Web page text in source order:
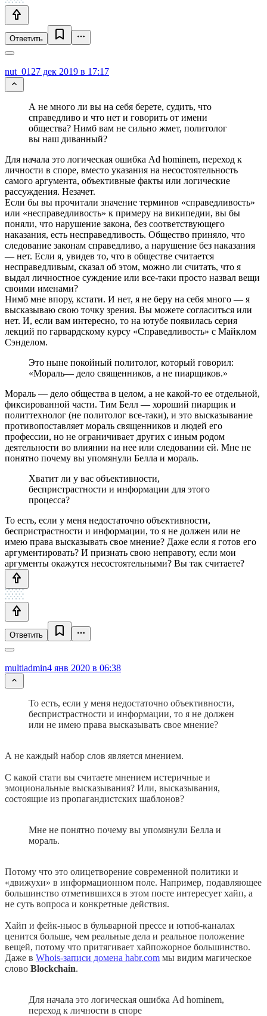
Ответить
nut_01 27 дек 2019 в 17:17
А не много ли вы на себя берете, судить, что
справедливо и что нет и говорить от имени
общества? Нимб вам не сильно жмет, политолог
вы наш диванный?
Для начала это логическая ошибка Ad hominem, переход к
личности в споре, вместо указания на несостоятельность
самого аргумента, объективные факты или логические
рассуждения. Незачет.
Если бы вы прочитали значение терминов «справедливость»
или «несправедливость» к примеру на википедии, вы бы
поняли, что нарушение закона, без соответствующего
наказания, есть несправедливость. Общество приняло, что
следование законам справедливо, а нарушение без наказания
— нет. Если я, увидев то, что в обществе считается
несправедливым, сказал об этом, можно ли считать, что я
выдал личностное суждение или все-таки просто назвал вещи
своими именами?
Нимб мне впору, кстати. И нет, я не беру на себя много — я
высказываю свою точку зрения. Вы можете согласиться или
нет. И, если вам интересно, то на ютубе появилась серия
лекций по гарвардскому курсу «Справедливость» с Майклом
Сэнделом.
Это ныне покойный политолог, который говорил:
«Мораль— дело священников, а не пиарщиков.»
Мораль — дело общества в целом, а не какой-то ее отдельной,
фиксированной части. Тим Белл — хороший пиарщик и
политтехнолог (не политолог все-таки), и это высказывание
противопоставляет мораль священников и людей его
профессии, но не ограничивает других с иным родом
деятельности во влиянии на нее или следовании ей. Мне не
понятно почему вы упомянули Белла и мораль.
Хватит ли у вас объективности,
беспристрастности и информации для этого
процесса?
То есть, если у меня недостаточно объективности,
беспристрастности и информации, то я не должен или не
имею права высказывать свое мнение? Даже если я готов его
аргументировать? И признать свою неправоту, если мои
аргументы окажутся несостоятельными? Вы так считаете?
Ответить
multiadmin4 янв 2020 в 06:38
То есть, если у меня недостаточно объективности,
беспристрастности и информации, то я не должен
или не имею права высказывать свое мнение?
А не каждый набор слов является мнением.
С какой стати вы считаете мнением истеричные и
эмоциональные высказывания? Или, высказывания,
состоящие из пропагандистских шаблонов?
Мне не понятно почему вы упомянули Белла и
мораль.
Потому что это олицетворение современной политики и
«движухи» в информационном поле. Например, подавляющее
большинство отметившихся в этом посте интересует хайп, а
не суть вопроса и конкретные действия.
Хайп и фейк-ньюс в бульварной прессе и ютюб-каналах
ценится больше, чем реальные дела и реальное положение
вещей, потому что притягивает хайпожорное большинство.
Даже в Whois-записи домена habr.com мы видим магическое
слово Blockchain.
Для начала это логическая ошибка Ad hominem,
переход к личности в споре